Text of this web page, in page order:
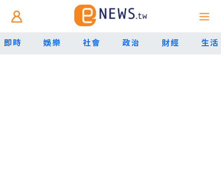
即時 娛樂 社會 政治 財經 生活